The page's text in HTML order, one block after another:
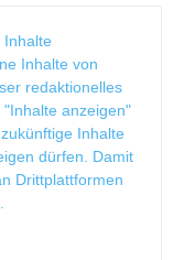
Inhalte
Inhalte von
redaktionelles
anzeigen"
Inhalte
dürfen. Damit
Drittplattformen